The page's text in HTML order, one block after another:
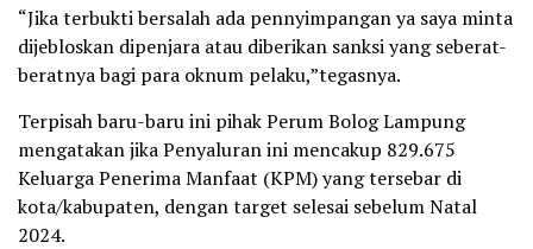
“Jika terbukti bersalah ada pennyimpangan ya saya minta
dijebloskan dipenjara atau diberikan sanksi yang seberat-
beratnya bagi para oknum pelaku,”tegasnya.
Terpisah baru-baru ini pihak Perum Bolog Lampung
mengatakan jika Penyaluran ini mencakup 829.675
Keluarga Penerima Manfaat (KPM) yang tersebar di
kota/kabupaten, dengan target selesai sebelum Natal
2024.